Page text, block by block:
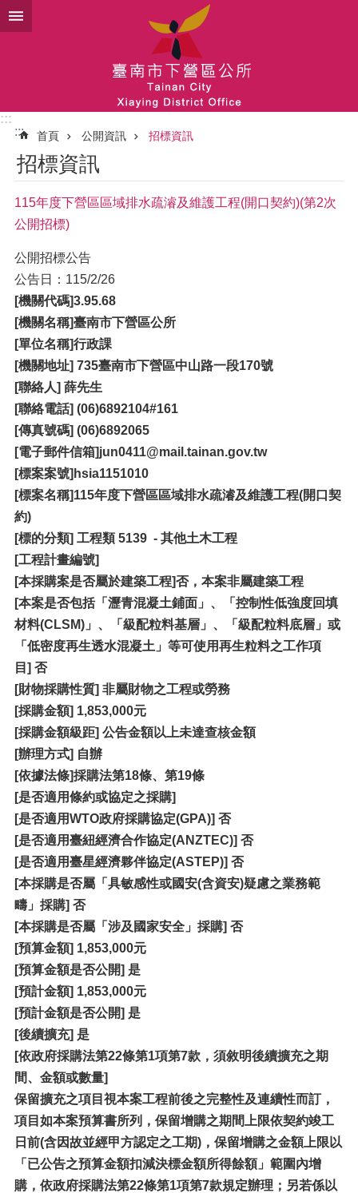
跳到主要內容區塊
:::
:::
首頁 公開資訊 招標資訊
招標資訊
115年度下營區區域排水疏濬及維護工程(開口契約)(第2次
公開招標)
公開招標公告
公告日：115/2/26
[機關代碼]3.95.68
[機關名稱]臺南市下營區公所
[單位名稱]行政課
[機關地址] 735臺南市下營區中山路一段170號
[聯絡人] 薛先生
[聯絡電話] (06)6892104#161
[傳真號碼] (06)6892065
[電子郵件信箱]jun0411@mail.tainan.gov.tw
[標案案號]hsia1151010
[標案名稱]115年度下營區區域排水疏濬及維護工程(開口契
約)
[標的分類] 工程類 5139 - 其他土木工程
[工程計畫編號]
[本採購案是否屬於建築工程]否，本案非屬建築工程
[本案是否包括「瀝青混凝土鋪面」、「控制性低強度回填
材料(CLSM)」、「級配粒料基層」、「級配粒料底層」或
「低密度再生透水混凝土」等可使用再生粒料之工作項
目] 否
[財物採購性質] 非屬財物之工程或勞務
[採購金額] 1,853,000元
[採購金額級距] 公告金額以上未達查核金額
[辦理方式] 自辦
[依據法條]採購法第18條、第19條
[是否適用條約或協定之採購]
[是否適用WTO政府採購協定(GPA)] 否
[是否適用臺紐經濟合作協定(ANZTEC)] 否
[是否適用臺星經濟夥伴協定(ASTEP)] 否
[本採購是否屬「具敏感性或國安(含資安)疑慮之業務範
疇」採購] 否
[本採購是否屬「涉及國家安全」採購] 否
[預算金額] 1,853,000元
[預算金額是否公開] 是
[預計金額] 1,853,000元
[預計金額是否公開] 是
[後續擴充] 是
[依政府採購法第22條第1項第7款，須敘明後續擴充之期
間、金額或數量]
保留擴充之項目視本案工程前後之完整性及連續性而訂，
項目如本案預算書所列，保留增購之期間上限依契約竣工
日前(含因故並經甲方認定之工期)，保留增購之金額上限以
「已公告之預算金額扣減決標金額所得餘額」範圍內增
購，依政府採購法第22條第1項第7款規定辦理；另若係以